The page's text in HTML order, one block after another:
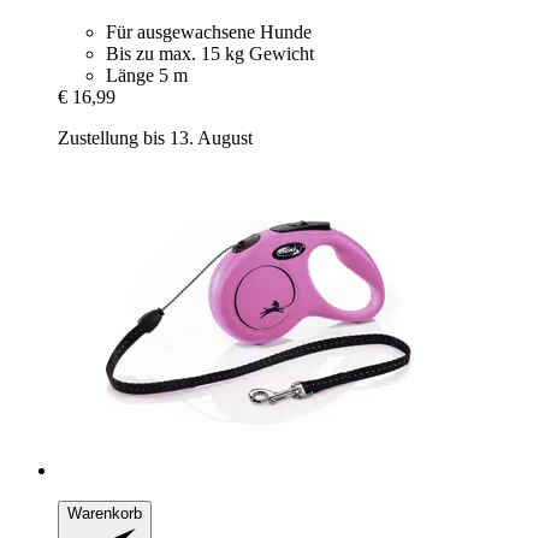
Für ausgewachsene Hunde
Bis zu max. 15 kg Gewicht
Länge 5 m
€ 16,99
Zustellung bis 13. August
Warenkorb